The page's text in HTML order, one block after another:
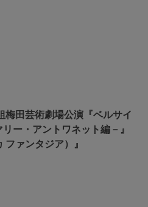
梅田芸術劇場公演『ベルサイ
ー・アントワネット編－』
ファンタジア）』